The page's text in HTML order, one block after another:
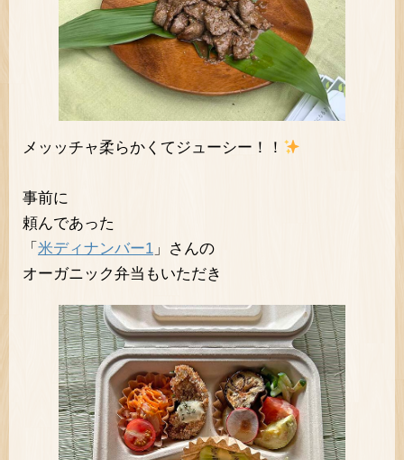
メッッチャ柔らかくてジューシー！！
事前に
頼んであった
「 米ディナンバー1 」さんの
オーガニック弁当もいただき